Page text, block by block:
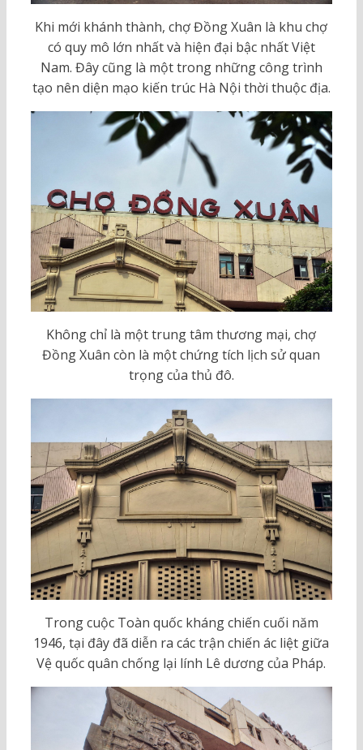
Khi mới khánh thành, chợ Đồng Xuân là khu chợ
có quy mô lớn nhất và hiện đại bậc nhất Việt
Nam. Đây cũng là một trong những công trình
tạo nên diện mạo kiến trúc Hà Nội thời thuộc địa.
Không chỉ là một trung tâm thương mại, chợ
Đồng Xuân còn là một chứng tích lịch sử quan
trọng của thủ đô.
Trong cuộc Toàn quốc kháng chiến cuối năm
1946, tại đây đã diễn ra các trận chiến ác liệt giữa
Vệ quốc quân chống lại lính Lê dương của Pháp.